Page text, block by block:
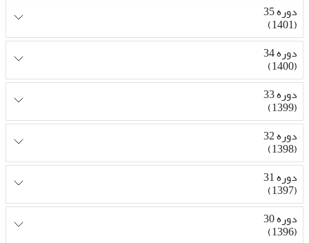
دوره 35
(1401)
دوره 34
(1400)
دوره 33
(1399)
دوره 32
(1398)
دوره 31
(1397)
دوره 30
(1396)